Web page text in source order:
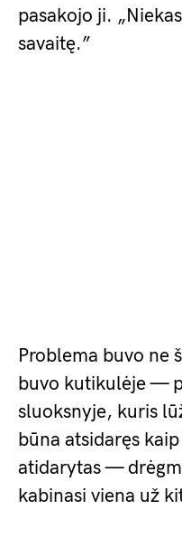
pasakojo ji.
savaitę.”
Problema buvo ne
buvo kutikulėje —
sluoksnyje, kuris
būna atsidaręs
atidarytas —
kabinasi viena už